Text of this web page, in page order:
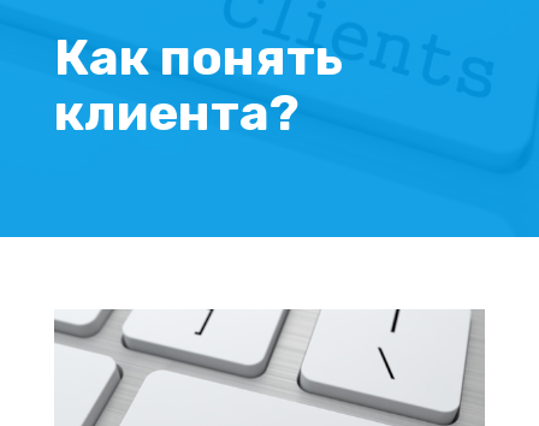
Как понять
клиента?